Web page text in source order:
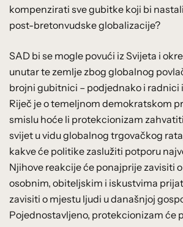
kompenzirati sve gubitke koji bi
post-bretonvudske globalizacije?
SAD bi se mogle povući iz Svijeta i
unutar te zemlje zbog globalnog
brojni gubitnici – podjednako i radnici
Riječ je o temeljnom demokratskom
smislu hoće li protekcionizam
svijet u vidu globalnog trgovačkog
kakve će politike zaslužiti potporu
Njihove reakcije će ponajprije zavisiti
osobnim, obiteljskim i iskustvima
zavisiti o mjestu ljudi u današnjoj
Pojednostavljeno, protekcionizam će